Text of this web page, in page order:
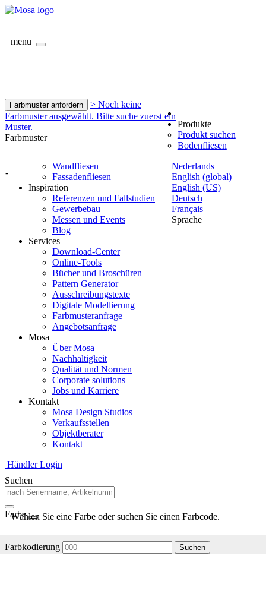
menu
Farbmuster anfordern
> Noch keine
Farbmuster ausgewählt. Bitte suche zuerst ein
Muster.
Farbmuster
-
Nederlands
English (global)
English (US)
Deutsch
Français
Sprache
Produkte
Produkt suchen
Bodenfliesen
Wandfliesen
Fassadenfliesen
Inspiration
Referenzen und Fallstudien
Gewerbebau
Messen und Events
Blog
Services
Download-Center
Online-Tools
Bücher und Broschüren
Pattern Generator
Ausschreibungstexte
Digitale Modellierung
Farbmusteranfrage
Angebotsanfrage
Mosa
Über Mosa
Nachhaltigkeit
Qualität und Normen
Corporate solutions
Jobs und Karriere
Kontakt
Mosa Design Studios
Verkaufsstellen
Objektberater
Kontakt
Händler Login
Suchen
Farbe
Wählen Sie eine Farbe oder suchen Sie einen Farbcode.
Farbkodierung Suchen